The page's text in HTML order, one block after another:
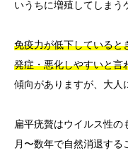
いうちに増殖してしまう
免疫力が低下していると
発症・悪化しやすいと言
傾向がありますが、大人
扁平疣贅はウイルス性の
月〜数年で自然消退す